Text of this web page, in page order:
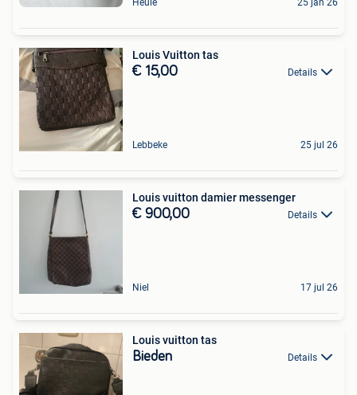
Louis Vuitton tas
€ 15,00 Details
Lebbeke 25 jul 26
Louis vuitton damier messenger
€ 900,00 Details
Niel 17 jul 26
Louis vuitton tas
Bieden Details